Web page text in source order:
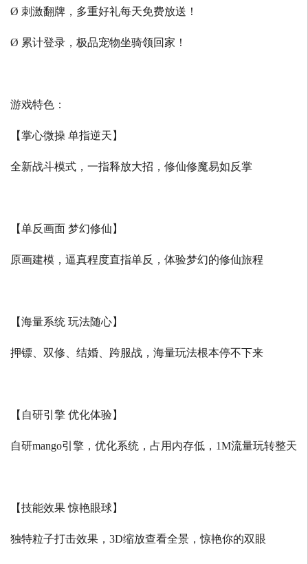
Ø 刺激翻牌，多重好礼每天免费放送！
Ø 累计登录，极品宠物坐骑领回家！
游戏特色：
【掌心微操 单指逆天】
全新战斗模式，一指释放大招，修仙修魔易如反掌
【单反画面 梦幻修仙】
原画建模，逼真程度直指单反，体验梦幻的修仙旅程
【海量系统 玩法随心】
押镖、双修、结婚、跨服战，海量玩法根本停不下来
【自研引擎 优化体验】
自研mango引擎，优化系统，占用内存低， 1M流量玩转整天
【技能效果 惊艳眼球】
独特粒子打击效果， 3D缩放查看全景，惊艳你的双眼